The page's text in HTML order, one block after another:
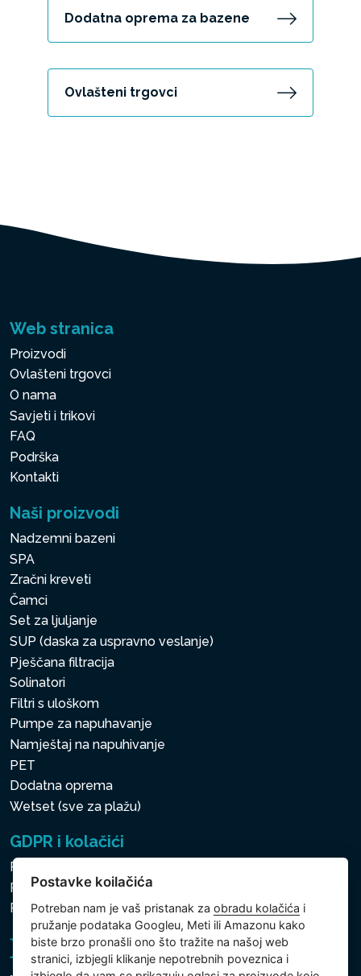
Dodatna oprema za bazene
Ovlašteni trgovci
Web stranica
Proizvodi
Ovlašteni trgovci
O nama
Savjeti i trikovi
FAQ
Podrška
Kontakti
Naši proizvodi
Nadzemni bazeni
SPA
Zračni kreveti
Čamci
Set za ljuljanje
SUP (daska za uspravno veslanje)
Pješčana filtracija
Solinatori
Filtri s uloškom
Pumpe za napuhavanje
Namještaj na napuhivanje
PET
Dodatna oprema
Wetset (sve za plažu)
GDPR i kolačići
Pravila zaštite osobnih i drugih obrađivanih podataka
Politika kolačića
Postavke koilačića
Postavke koilačića
Potreban nam je vaš pristanak zaobradu kolačića i
pružanje podataka Googleu, Meti ili Amazonu kako
biste brzo pronašli ono što tražite na našoj web
stranici, izbjegli klikanje nepotrebnih poveznica i